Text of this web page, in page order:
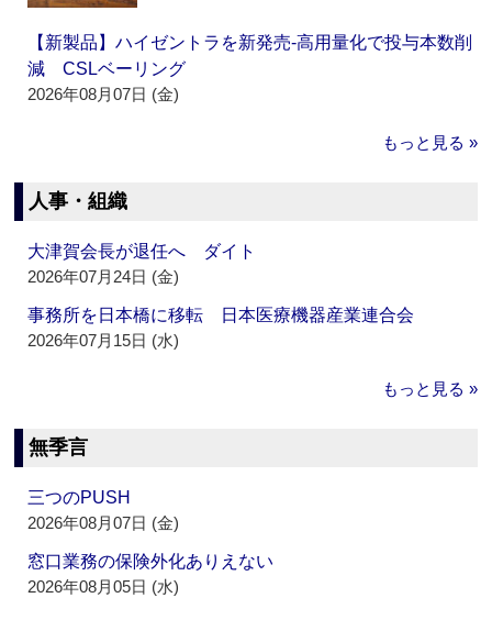
【新製品】ハイゼントラを新発売‐高用量化で投与本数削
減 CSLベーリング
2026年08月07日 (金)
もっと見る »
人事・組織
大津賀会長が退任へ ダイト
2026年07月24日 (金)
事務所を日本橋に移転 日本医療機器産業連合会
2026年07月15日 (水)
もっと見る »
無季言
三つのPUSH
2026年08月07日 (金)
窓口業務の保険外化ありえない
2026年08月05日 (水)